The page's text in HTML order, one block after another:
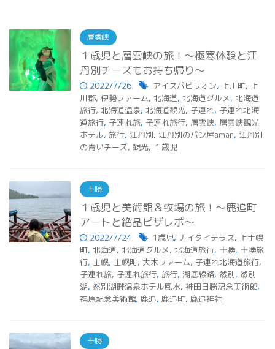
層雲峡
１歳児と層雲峡の旅！～極寒体験と江
丹別チーズもお持ち帰り～
2022/7/26 アイスパビリオン, 上川町, 上
川郡, 伊勢ファーム, 北海道, 北海道グルメ, 北海道
旅行, 北海道温泉, 北海道観光, 子連れ, 子連れ北海
道旅行, 子連れ旅, 子連れ旅行, 層雲峡, 層雲峡観光
ホテル, 旅行, 江丹別, 江丹別のパン屋aman, 江丹別
の青いチーズ, 観光, １歳児
十勝
１歳児と美術館＆牧場の旅！～鹿追町
アートと絶品ピザレポ～
2022/7/24 1歳児, ナイタイテラス, 上士幌
町, 北海道, 北海道グルメ, 北海道旅行, 十勝, 十勝旅
行, 士幌, 士幌町, 大木ファーム, 子連れ北海道旅行,
子連れ旅, 子連れ旅行, 旅行, 湖底線路, 然別, 然別
湖, 然別湖畔温泉ホテル風水, 神田日勝記念美術館,
福原記念美術館, 鹿追, 鹿追町, 鹿追神社
十勝